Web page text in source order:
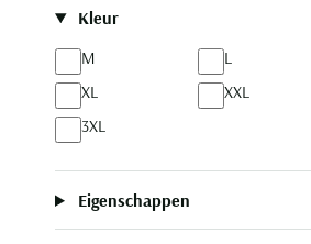
Kleur
M
L
XL
XXL
3XL
Eigenschappen